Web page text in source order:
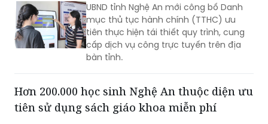
UBND tỉnh Nghệ An mới công bố Danh
mục thủ tục hành chính (TTHC) ưu
tiên thực hiện tái thiết quy trình, cung
cấp dịch vụ công trực tuyến trên địa
bàn tỉnh.
Hơn 200.000 học sinh Nghệ An thuộc diện ưu
tiên sử dụng sách giáo khoa miễn phí